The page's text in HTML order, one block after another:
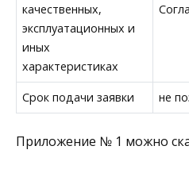
качественных,
эксплуатационных и
иных
характеристиках
Срок подачи заявки не
Приложение № 1 можно